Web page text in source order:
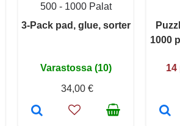
500 - 1000 Palat
3-Pack pad, glue, sorter
Varastossa (10)
34,00 €
1000
14